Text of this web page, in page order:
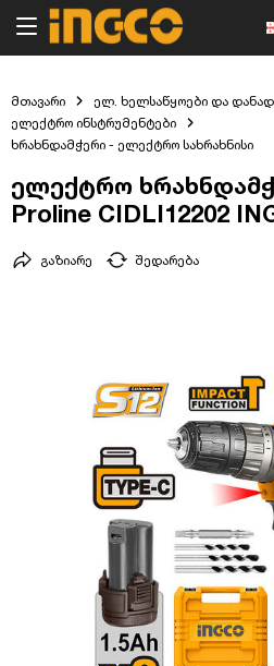
მთავარი
ელ. ხელსაწყოები და
ელექტრო ინსტრუმენტები
ხრახნდამჭერი - ელექტრო სახრახნისი
ელექტრო
Proline CIDLI12202
შედარება
გაზიარე